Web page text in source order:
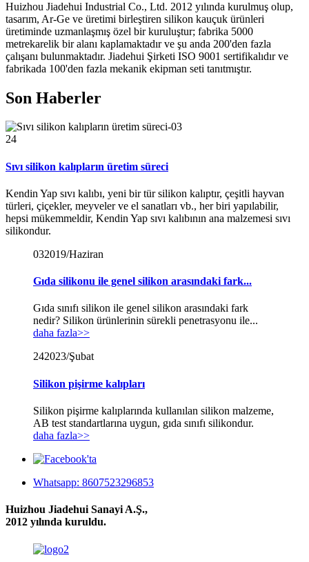
Huizhou Jiadehui Industrial Co., Ltd. 2012 yılında kurulmuş olup,
tasarım, Ar-Ge ve üretimi birleştiren silikon kauçuk ürünleri
üretiminde uzmanlaşmış özel bir kuruluştur; fabrika 5000
metrekarelik bir alanı kaplamaktadır ve şu anda 200'den fazla
çalışanı bulunmaktadır. Jiadehui Şirketi ISO 9001 sertifikalıdır ve
fabrikada 100'den fazla mekanik ekipman seti tanıtmıştır.
Son Haberler
24
Sıvı silikon kalıpların üretim süreci
Kendin Yap sıvı kalıbı, yeni bir tür silikon kalıptır, çeşitli hayvan
türleri, çiçekler, meyveler ve el sanatları vb., her biri yapılabilir,
hepsi mükemmeldir, Kendin Yap sıvı kalıbının ana malzemesi sıvı
silikondur.
032019/Haziran
Gıda silikonu ile genel silikon arasındaki fark...
Gıda sınıfı silikon ile genel silikon arasındaki fark
nedir? Silikon ürünlerinin sürekli penetrasyonu ile...
daha fazla>>
242023/Şubat
Silikon pişirme kalıpları
Silikon pişirme kalıplarında kullanılan silikon malzeme,
AB test standartlarına uygun, gıda sınıfı silikondur.
daha fazla>>
Whatsapp: 8607523296853
Huizhou Jiadehui Sanayi A.Ş.,
2012 yılında kuruldu.